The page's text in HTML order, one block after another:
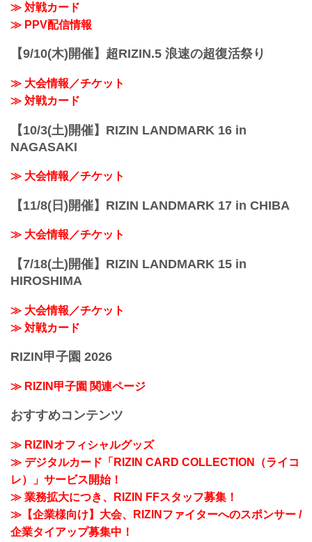
≫ 対戦カード
≫ PPV配信情報
【9/10(木)開催】超RIZIN.5 浪速の超復活祭り
≫ 大会情報／チケット
≫ 対戦カード
【10/3(土)開催】RIZIN LANDMARK 16 in
NAGASAKI
≫ 大会情報／チケット
【11/8(日)開催】RIZIN LANDMARK 17 in CHIBA
≫ 大会情報／チケット
【7/18(土)開催】RIZIN LANDMARK 15 in
HIROSHIMA
≫ 大会情報／チケット
≫ 対戦カード
RIZIN甲子園 2026
≫ RIZIN甲子園 関連ページ
おすすめコンテンツ
≫ RIZINオフィシャルグッズ
≫ デジタルカード「RIZIN CARD COLLECTION（ライコ
レ）」サービス開始！
≫ 業務拡大につき、RIZIN FFスタッフ募集！
≫【企業様向け】大会、RIZINファイターへのスポンサー /
企業タイアップ募集中！